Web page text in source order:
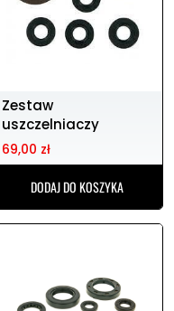
Zestaw
uszczelniaczy
silnikowych HONDA
cr125 87-02
69,00 zł
DODAJ DO KOSZYKA